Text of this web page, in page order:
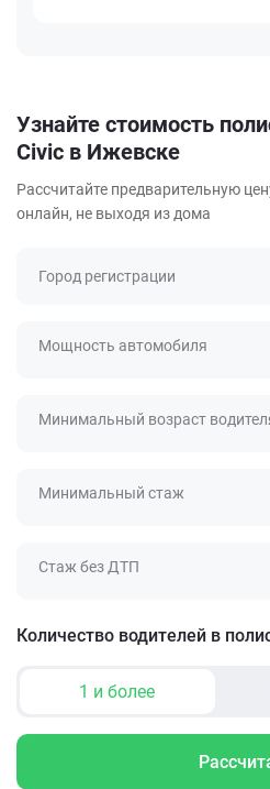
Узнайте стоимость
Civic в Ижевске
Рассчитайте предварительную
онлайн, не выходя из дома
Город регистрации
Мощность автомобиля
Минимальный возраст
Минимальный стаж
Стаж без ДТП
Количество водителей в
1 и более